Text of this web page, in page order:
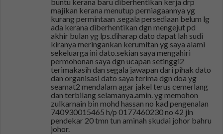
majikan kerana menutup perniagaannya yg
kurang permintaan .segala persediaan belum lg
ada kerana diberhentikan dgn mengejut pd
akhir bulan yg lps.diharap dato dapat lah sudi
kiranya meringankan kerumitan yg saya alami
sekeluarga ini dato.sekian saya mengahiri
permohonan saya dgn ucapan setinggi2
terimakasih dan segala jawapan dari pihak dato
dan organisasi dato saya terima dgn doa yg
seamat2 mendalam agar jakel terus cemerlang
dan terbilang selamanya.amin. yg memohon
zulkarnain bin mohd hassan no kad pengenalan
740930015465 h/p 0177460230 no 42 jln
pendekar 20 tmn tun aminah skudai johor bahru
johor.